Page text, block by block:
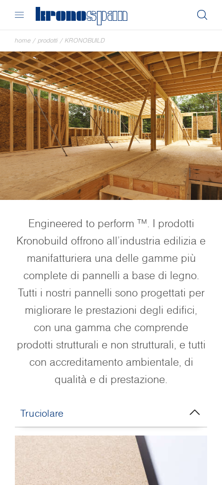
home / prodotti / KRONOBUILD
Engineered to perform ™. I prodotti
Kronobuild offrono all'industria edilizia e
manifatturiera una delle gamme più
complete di pannelli a base di legno.
Tutti i nostri pannelli sono progettati per
migliorare le prestazioni degli edifici,
con una gamma che comprende
prodotti strutturali e non strutturali, e tutti
con accreditamento ambientale, di
qualità e di prestazione.
Truciolare